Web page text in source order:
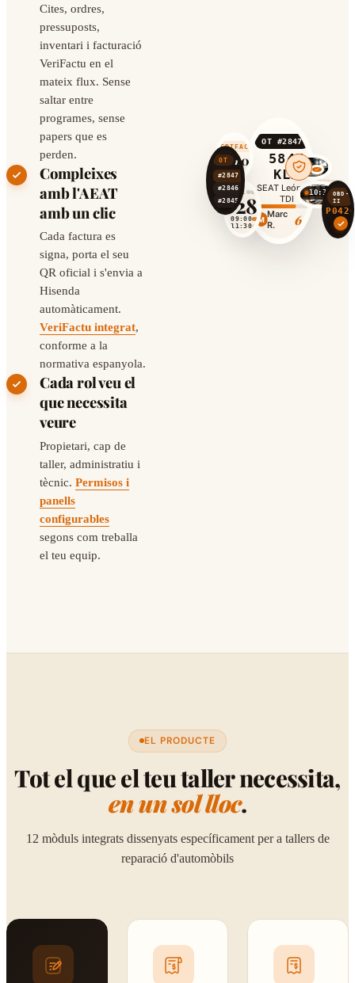
Cites, ordres,
pressuposts,
inventari i facturació
VeriFactu en el
mateix flux. Sense
saltar entre
programes, sense
papers que es
perden.
Compleixes
amb l'AEAT
amb un clic
Cada factura es
signa, porta el seu
QR oficial i s'envia a
Hisenda
automàticament.
VeriFactu integrat,
conforme a la
normativa espanyola.
Cada rol veu el
que necessita
veure
Propietari, cap de
taller, administratiu i
tècnic. Permisos i
panells
configurables
segons com treballa
el teu equip.
OT #2847
5847
KLM
SEAT León 1.6
TDI
M Marc
R.
65%
10:30
RECEPCIÓ
OBD-
II
CONTROL
VERIFACTU
847,30 €
ABR
28
09:00
11:30
OT 12
#2847
5847 KLM
#2846
2391 BHD
#2845
7102 FRG
ORDRES
EL PRODUCTE
Tot el que el teu taller necessita,
en un sol lloc.
12 mòduls integrats dissenyats específicament per a tallers de
reparació d'automòbils